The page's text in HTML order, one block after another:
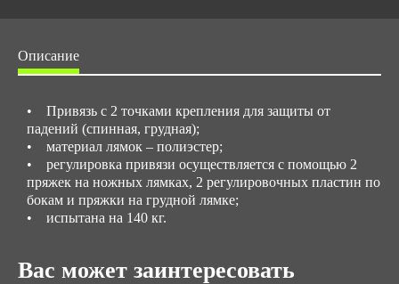
Описание
• Привязь с 2 точками крепления для защиты от
падений (спинная, грудная);
• материал лямок – полиэстер;
• регулировка привязи осуществляется с помощью 2
пряжек на ножных лямках, 2 регулировочных пластин по
бокам и пряжки на грудной лямке;
• испытана на 140 кг.
Вас может заинтересовать